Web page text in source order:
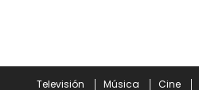
Televisión Música Cine